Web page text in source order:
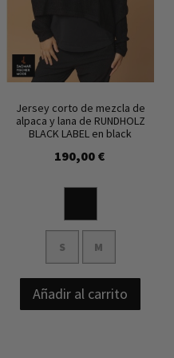
Jersey corto de mezcla de
alpaca y lana de RUNDHOLZ
BLACK LABEL en black
190,00 €
S M
Añadir al carrito